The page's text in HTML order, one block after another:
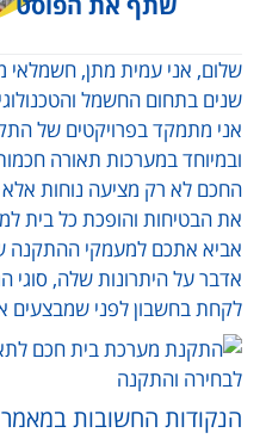
שנים בתחום החשמל
אני מתמקד בפרויקטים של
ובמיוחד במערכות תאורה
החכם לא רק מציעה נוחות
את הבטיחות והופכת כל בית
אביא אתכם למעמקי ההתקנה
אדבר על היתרונות שלה, סוגי
לקחת בחשבון לפני
הנקודות החשובות במאמר